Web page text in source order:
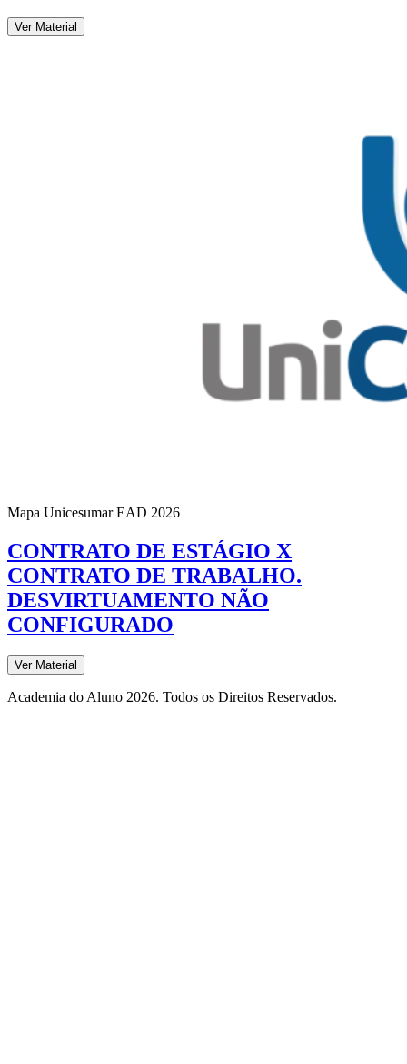
Ver Material
Mapa Unicesumar EAD 2026
CONTRATO DE ESTÁGIO X
CONTRATO DE TRABALHO.
DESVIRTUAMENTO NÃO
CONFIGURADO
Ver Material
Academia do Aluno 2026. Todos os Direitos Reservados.